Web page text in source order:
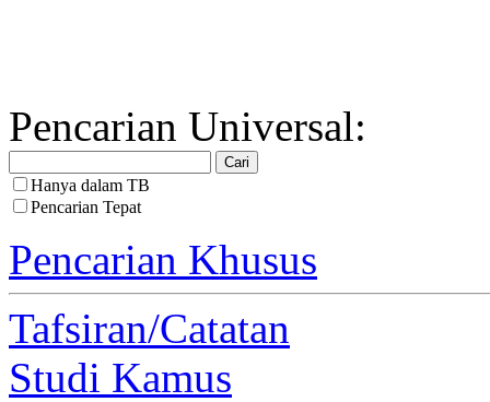
Pencarian Universal:
Hanya dalam TB
Pencarian Tepat
Pencarian Khusus
Tafsiran/Catatan
Studi Kamus